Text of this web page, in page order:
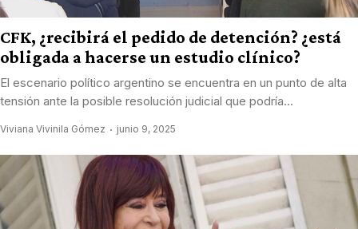
CFK, ¿recibirá el pedido de detención? ¿está
obligada a hacerse un estudio clínico?
El escenario político argentino se encuentra en un punto de alta
tensión ante la posible resolución judicial que podría...
Viviana Vivinila Gómez junio 9, 2025